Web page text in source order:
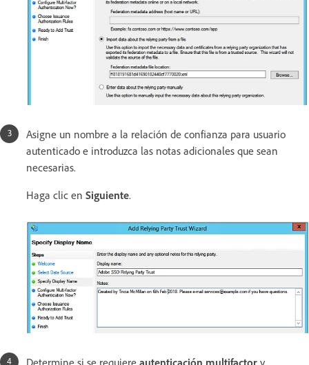
Asigne un nombre a la relación de confianza para usuario
autenticado e introduzca las notas adicionales que sean
necesarias.
Haga clic en Siguiente.